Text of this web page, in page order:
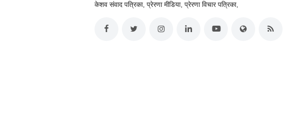
केशव संवाद पत्रिका, प्रेरणा मीडिया, प्रेरणा विचार पत्रिका,